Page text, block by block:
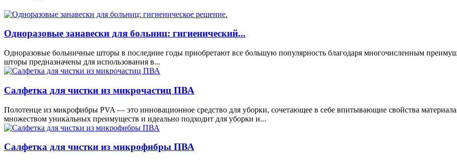
Одноразовые занавески для больниц: гигиенический...
Одноразовые больничные шторы в последние годы приобретают все большую популярность благодаря многочисленным
шторы предназначены для использования в...
Салфетка для чистки из микрочастиц ПВА
Полотенце из микрофибры PVA — это инновационное средство для уборки, сочетающее в себе впитывающие свойства
множеством уникальных преимуществ и идеально подходит для уборки и...
Салфетка для чистки из микрофибры ПВА